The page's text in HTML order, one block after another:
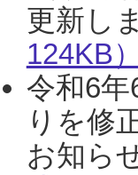
更新し
124KB）
令和6
りを修
お知ら